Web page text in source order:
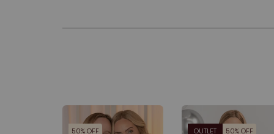
50% OFF OUTLET 50% OFF